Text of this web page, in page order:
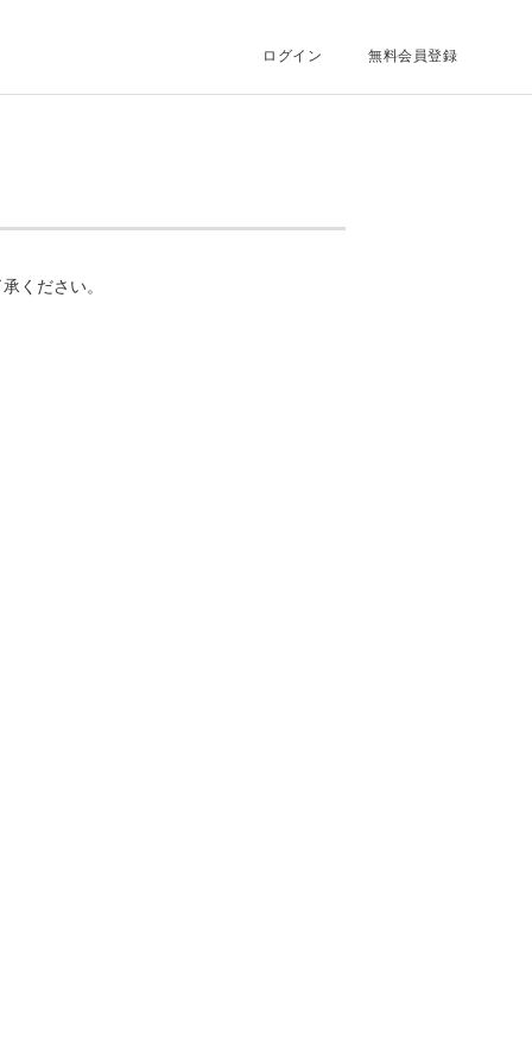
ログイン 無料会員登録
ください。